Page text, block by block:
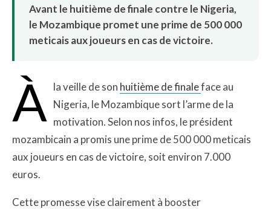
Avant le huitième de finale contre le Nigeria,
le Mozambique promet une prime de 500 000
meticais aux joueurs en cas de victoire.
À la veille de son huitième de finaleface au
Nigeria, le Mozambique sort l’arme de la
motivation. Selon nos infos, le président
mozambicain a promis une prime de 500 000 meticais
aux joueurs en cas de victoire, soit environ 7.000
euros.
Cette promesse vise clairement à booster